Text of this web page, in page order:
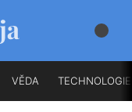
VĚDA TECHNOLOGIE